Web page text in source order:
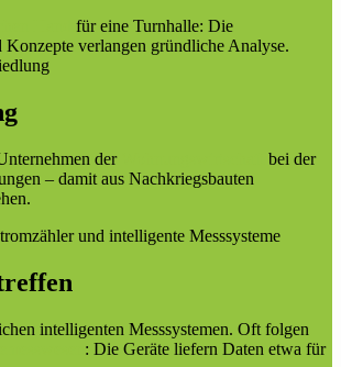
für eine Turnhalle: Die
Konzepte verlangen gründliche Analyse.
der
bei der
– damit aus Nachkriegsbauten
intelligenten Messsystemen. Oft folgen
: Die Geräte liefern Daten etwa für